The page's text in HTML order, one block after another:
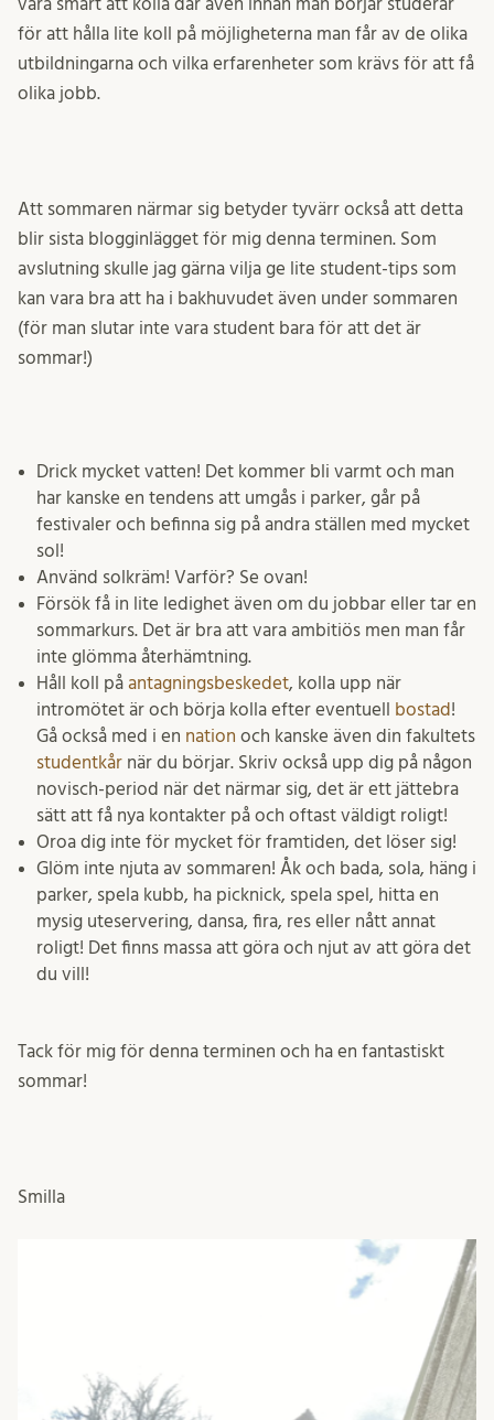
för att hålla lite koll på möjligheterna man får av de olika
utbildningarna och vilka erfarenheter som krävs för att få
olika jobb.
Att sommaren närmar sig betyder tyvärr också att detta
blir sista blogginlägget för mig denna terminen. Som
avslutning skulle jag gärna vilja ge lite student-tips som
kan vara bra att ha i bakhuvudet även under sommaren
(för man slutar inte vara student bara för att det är
sommar!)
Drick mycket vatten! Det kommer bli varmt och man
har kanske en tendens att umgås i parker, går på
festivaler och befinna sig på andra ställen med mycket
sol!
Använd solkräm! Varför? Se ovan!
Försök få in lite ledighet även om du jobbar eller tar en
sommarkurs. Det är bra att vara ambitiös men man får
inte glömma återhämtning.
Håll koll på antagningsbeskedet, kolla upp när
intromötet är och börja kolla efter eventuell
bostad !
Gå också med i en nation och kanske även din fakultets
studentkår när du börjar. Skriv också upp dig på någon
novisch-period när det närmar sig, det är ett jättebra
sätt att få nya kontakter på och oftast väldigt roligt!
Oroa dig inte för mycket för framtiden, det löser sig!
Glöm inte njuta av sommaren! Åk och bada, sola, häng i
parker, spela kubb, ha picknick, spela spel, hitta en
mysig uteservering, dansa, fira, res eller nått annat
roligt! Det finns massa att göra och njut av att göra det
du vill!
Tack för mig för denna terminen och ha en fantastiskt
sommar!
Smilla